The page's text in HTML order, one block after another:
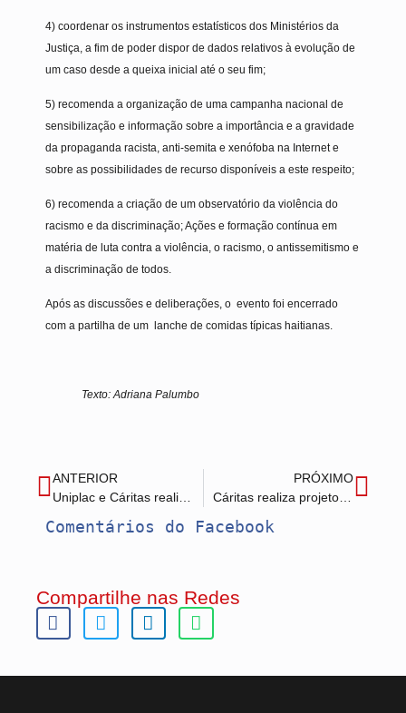
4) coordenar os instrumentos estatísticos dos Ministérios da
Justiça, a fim de poder dispor de dados relativos à evolução de
um caso desde a queixa inicial até o seu fim;
5) recomenda a organização de uma campanha nacional de
sensibilização e informação sobre a importância e a gravidade
da propaganda racista, anti-semita e xenófoba na Internet e
sobre as possibilidades de recurso disponíveis a este respeito;
6) recomenda a criação de um observatório da violência do
racismo e da discriminação; Ações e formação contínua em
matéria de luta contra a violência, o racismo, o antissemitismo e
a discriminação de todos.
Após as discussões e deliberações, o evento foi encerrado
com a partilha de um lanche de comidas típicas haitianas.
Texto: Adriana Palumbo
ANTERIOR
Uniplac e Cáritas realizam capacitação para recicladores
PRÓXIMO
Cáritas realiza projeto de enfrentamento às violências contra pessoas idosas
Comentários do Facebook
Compartilhe nas Redes